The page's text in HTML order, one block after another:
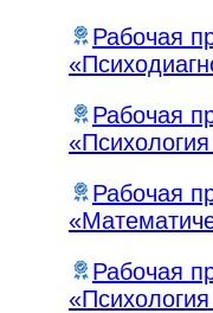
Рабочая
Рабочая
Рабочая
Рабочая